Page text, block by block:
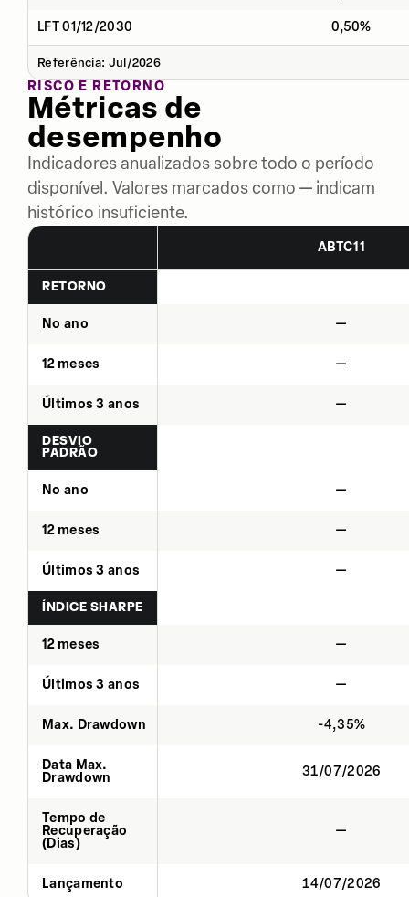
LFT 01/12/2030 0,50%
Referência: Jul/2026
RISCO E RETORNO
Métricas de
desempenho
Indicadores anualizados sobre todo o período
disponível. Valores marcados como — indicam
histórico insuficiente.
ABTC11
RETORNO
No ano —
12 meses —
Últimos 3 anos —
DESVIO
PADRÃO
No ano —
12 meses —
Últimos 3 anos —
ÍNDICE SHARPE
12 meses —
Últimos 3 anos —
Max. Drawdown -4,35%
Data Max.
Drawdown
31/07/2026
Tempo de
Recuperação
(Dias)
—
Lançamento 14/07/2026